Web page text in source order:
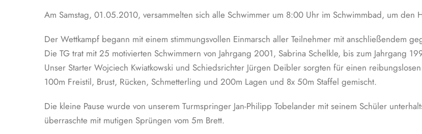
Am Samstag, 01.05.2010, versammelten sich alle Schwimmer um 8:00 Uhr im Schwimmbad, um den
Der Wettkampf begann mit einem stimmungsvollen Einmarsch aller Teilnehmer mit anschließendem
Die TG trat mit 25 motivierten Schwimmern von Jahrgang 2001, Sabrina Schelkle, bis zum Jahrgang
Unser Starter Wojciech Kwiatkowski und Schiedsrichter Jürgen Deibler sorgten für einen
100m Freistil, Brust, Rücken, Schmetterling und 200m Lagen und 8x 50m Staffel gemischt.
Die kleine Pause wurde von unserem Turmspringer Jan-Philipp Tobelander mit seinem Schüler
überraschte mit mutigen Sprüngen vom 5m Brett.